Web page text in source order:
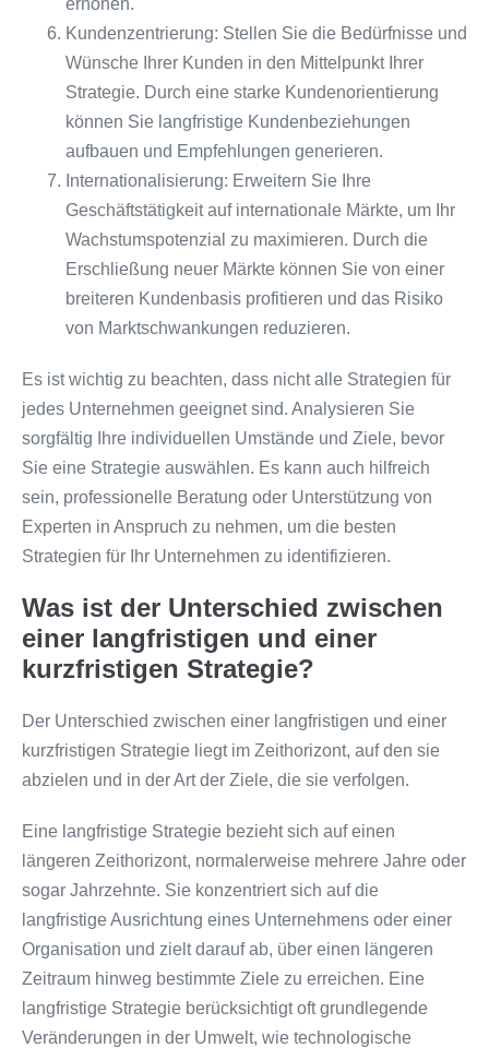
erhöhen.
Kundenzentrierung: Stellen Sie die Bedürfnisse und
Wünsche Ihrer Kunden in den Mittelpunkt Ihrer
Strategie. Durch eine starke Kundenorientierung
können Sie langfristige Kundenbeziehungen
aufbauen und Empfehlungen generieren.
Internationalisierung: Erweitern Sie Ihre
Geschäftstätigkeit auf internationale Märkte, um Ihr
Wachstumspotenzial zu maximieren. Durch die
Erschließung neuer Märkte können Sie von einer
breiteren Kundenbasis profitieren und das Risiko
von Marktschwankungen reduzieren.
Es ist wichtig zu beachten, dass nicht alle Strategien für
jedes Unternehmen geeignet sind. Analysieren Sie
sorgfältig Ihre individuellen Umstände und Ziele, bevor
Sie eine Strategie auswählen. Es kann auch hilfreich
sein, professionelle Beratung oder Unterstützung von
Experten in Anspruch zu nehmen, um die besten
Strategien für Ihr Unternehmen zu identifizieren.
Was ist der Unterschied zwischen
einer langfristigen und einer
kurzfristigen Strategie?
Der Unterschied zwischen einer langfristigen und einer
kurzfristigen Strategie liegt im Zeithorizont, auf den sie
abzielen und in der Art der Ziele, die sie verfolgen.
Eine langfristige Strategie bezieht sich auf einen
längeren Zeithorizont, normalerweise mehrere Jahre oder
sogar Jahrzehnte. Sie konzentriert sich auf die
langfristige Ausrichtung eines Unternehmens oder einer
Organisation und zielt darauf ab, über einen längeren
Zeitraum hinweg bestimmte Ziele zu erreichen. Eine
langfristige Strategie berücksichtigt oft grundlegende
Veränderungen in der Umwelt, wie technologische